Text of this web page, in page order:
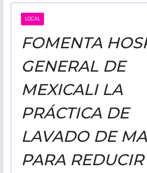
LOCAL
FOMENTA
GENERAL DE
MEXICALI LA
PRÁCTICA DE
LAVADO DE
PARA